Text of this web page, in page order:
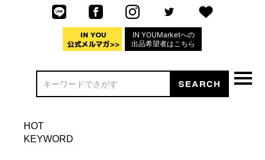
IN YOUMarketへの
出品希望者はこちら
HOT
KEYWORD